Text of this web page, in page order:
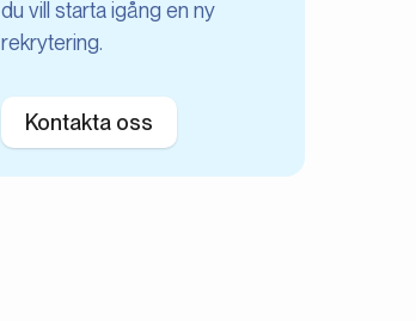
du vill starta igång en ny
rekrytering.
Kontakta oss